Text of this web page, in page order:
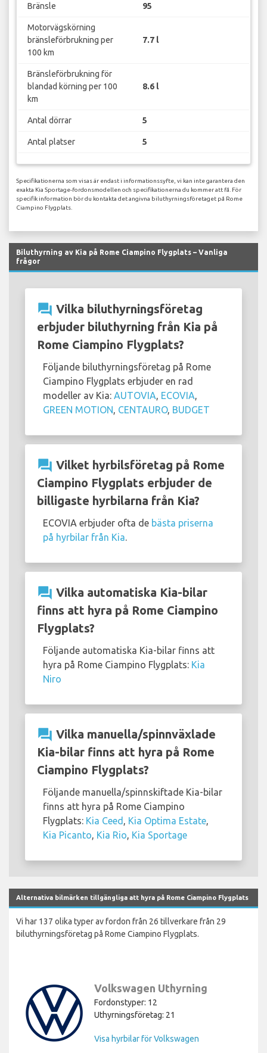
Bränsle 95
Motorvägskörning
bränsleförbrukning per
100 km
7.7 l
Bränsleförbrukning för
blandad körning per 100
km
8.6 l
Antal dörrar 5
Antal platser 5
Specifikationerna som visas är endast i informationssyfte, vi kan inte garantera den
exakta Kia Sportage-fordonsmodellen och specifikationerna du kommer att få. För
specifik information bör du kontakta det angivna biluthyrningsföretaget på Rome
Ciampino Flygplats.
Biluthyrning av Kia på Rome Ciampino Flygplats – Vanliga
frågor
question_answer Vilka biluthyrningsföretag
erbjuder biluthyrning från Kia på
Rome Ciampino Flygplats?
Följande biluthyrningsföretag på Rome
Ciampino Flygplats erbjuder en rad
modeller av Kia: AUTOVIA ECOVIA
GREEN MOTION CENTAURO, BUDGET
question_answer Vilket hyrbilsföretag på Rome
Ciampino Flygplats erbjuder de
billigaste hyrbilarna från Kia?
ECOVIA erbjuder ofta de bästa priserna
på hyrbilar från Kia
question_answer Vilka automatiska Kia-bilar
finns att hyra på Rome Ciampino
Flygplats?
Följande automatiska Kia-bilar finns att
hyra på Rome Ciampino Flygplats: Kia
Niro
question_answer Vilka manuella/spinnväxlade
Kia-bilar finns att hyra på Rome
Ciampino Flygplats?
Följande manuella/spinnskiftade Kia-bilar
finns att hyra på Rome Ciampino
Flygplats: Kia Ceed Kia Optima Estate
Kia Picanto Kia Rio Kia Sportage
Alternativa bilmärken tillgängliga att hyra på Rome Ciampino Flygplats
Vi har 137 olika typer av fordon från 26 tillverkare från 29
biluthyrningsföretag på Rome Ciampino Flygplats.
Volkswagen Uthyrning
Fordonstyper: 12
Uthyrningsföretag: 21
Visa hyrbilar för Volkswagen